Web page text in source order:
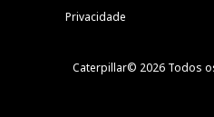
Privacidade
Caterpillar© 2026 Todos